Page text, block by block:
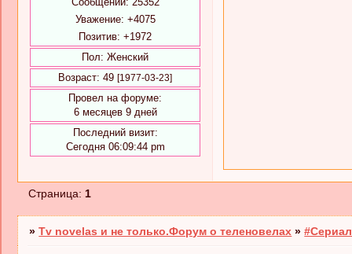
Уважение: +4075
Позитив: +1972
Пол: Женский
Возраст: 49 [1977-03-23]
Провел на форуме:
6 месяцев 9 дней
Последний визит:
Сегодня 06:09:44 pm
Страница: 1
»Tv novelas и не только.Форум о теленовелах »